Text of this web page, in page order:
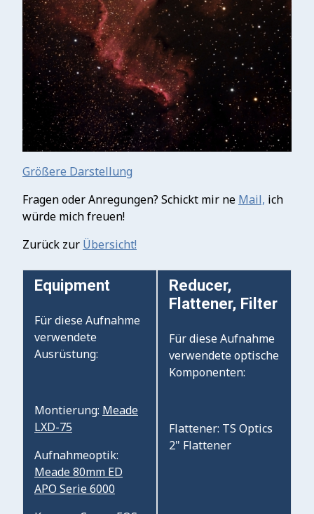
Größere Darstellung
Fragen oder Anregungen? Schickt mir ne Mail, ich
würde mich freuen!
Zurück zur Übersicht!
Equipment
Für diese Aufnahme
verwendete
Ausrüstung:
Montierung: Meade
LXD-75
Aufnahmeoptik:
Meade 80mm ED
APO Serie 6000
Reducer,
Flattener, Filter
Für diese Aufnahme
verwendete optische
Komponenten:
Flattener: TS Optics
2" Flattener